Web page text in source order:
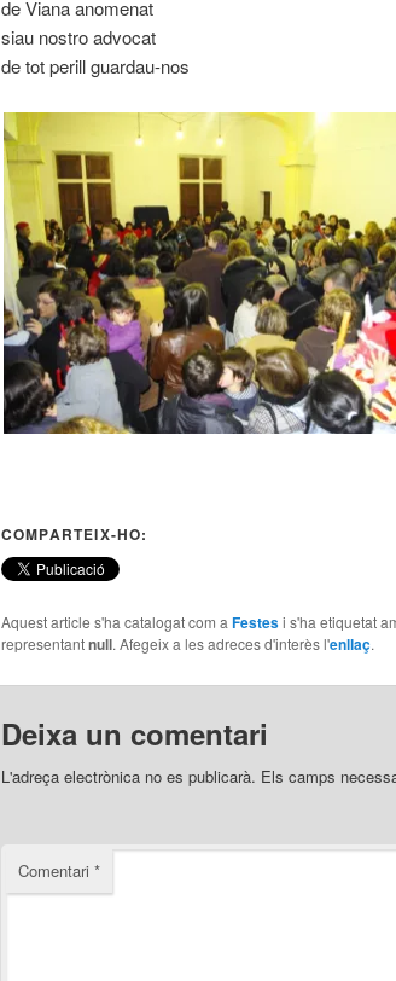
de Viana anomenat
siau nostro advocat
de tot perill guardau-nos
COMPARTEIX-HO:
Aquest article s'ha catalogat com aFestesi s'ha etiquetat
representantnull. Afegeix a les adreces d'interès l'enllaç.
Deixa un comentari
L'adreça electrònica no es publicarà. Els camps
Comentari *